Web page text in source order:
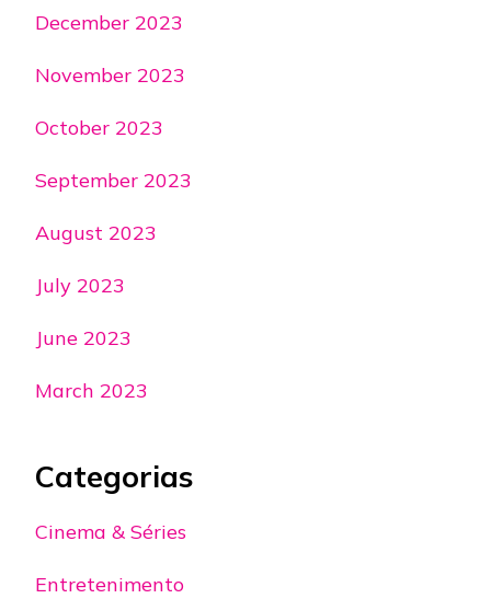
December 2023
November 2023
October 2023
September 2023
August 2023
July 2023
June 2023
March 2023
Categorias
Cinema & Séries
Entretenimento